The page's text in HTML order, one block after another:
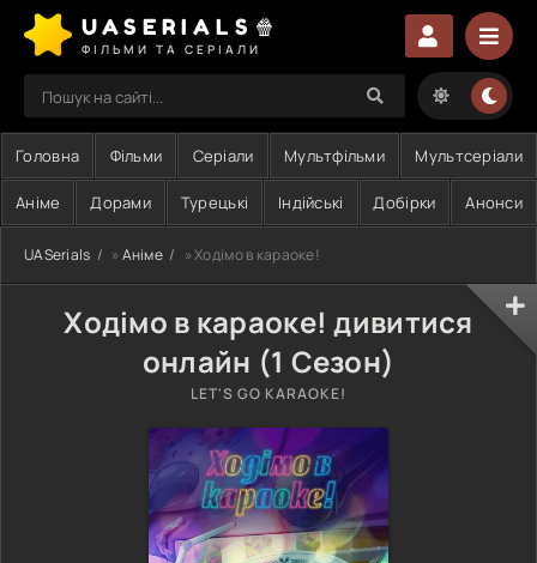
UASERIALS🍿
ФІЛЬМИ ТА СЕРІАЛИ
Головна Фільми Серіали Мультфільми Мультсеріали
Аніме Дорами Турецькі Індійські Добірки Анонси
UASerials » Аніме » Ходімо в караоке!
Ходімо в караоке! дивитися
онлайн (1 Сезон)
LET'S GO KARAOKE!